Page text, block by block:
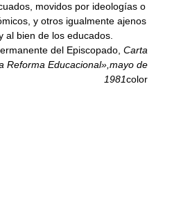
movidos por ideologías o
y otros igualmente ajenos
al bien de los educados.
del Episcopado, Carta
Reforma Educacional»,mayo de
1981color